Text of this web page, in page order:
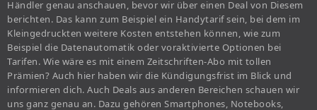
Händler genau anschauen, bevor wir über einen Deal von Diesem
berichten. Das kann zum Beispiel ein Handytarif sein, bei dem im
Kleingedruckten weitere Kosten entstehen können, wie zum
Beispiel die Datenautomatik oder voraktivierte Optionen bei
Tarifen. Wie wäre es mit einem Zeitschriften-Abo mit tollen
Prämien? Auch hier haben wir die Kündigungsfrist im Blick und
informieren dich. Auch Deals aus anderen Bereichen schauen wir
uns ganz genau an. Dazu gehören Smartphones, Notebooks,